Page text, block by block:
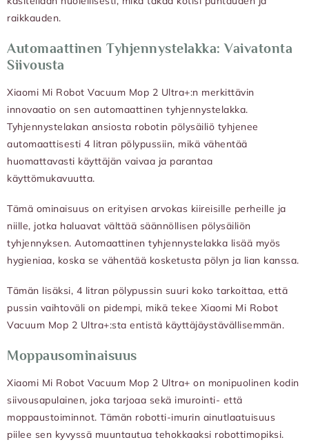
raikkauden.
Automaattinen Tyhjennystelakka: Vaivatonta
Siivousta
Xiaomi Mi Robot Vacuum Mop 2 Ultra+:n merkittävin
innovaatio on sen automaattinen tyhjennystelakka.
Tyhjennystelakan ansiosta robotin pölysäiliö tyhjenee
automaattisesti 4 litran pölypussiin, mikä vähentää
huomattavasti käyttäjän vaivaa ja parantaa
käyttömukavuutta.
Tämä ominaisuus on erityisen arvokas kiireisille perheille ja
niille, jotka haluavat välttää säännöllisen pölysäiliön
tyhjennyksen. Automaattinen tyhjennystelakka lisää myös
hygieniaa, koska se vähentää kosketusta pölyn ja lian kanssa.
Tämän lisäksi, 4 litran pölypussin suuri koko tarkoittaa, että
pussin vaihtoväli on pidempi, mikä tekee Xiaomi Mi Robot
Vacuum Mop 2 Ultra+:sta entistä käyttäjäystävällisemmän.
Moppausominaisuus
Xiaomi Mi Robot Vacuum Mop 2 Ultra+ on monipuolinen kodin
siivousapulainen, joka tarjoaa sekä imurointi- että
moppaustoiminnot. Tämän robotti-imurin ainutlaatuisuus
piilee sen kyvyssä muuntautua tehokkaaksi robottimopiksi.